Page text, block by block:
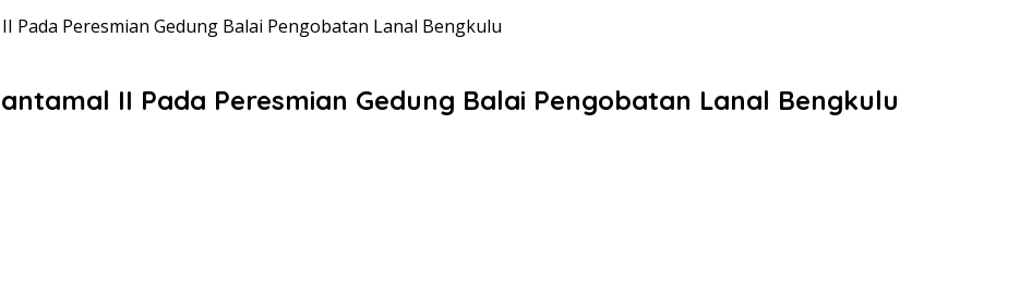
Pada Peresmian Gedung Balai Pengobatan Lanal Bengkulu
II Pada Peresmian Gedung Balai Pengobatan Lanal Bengkulu